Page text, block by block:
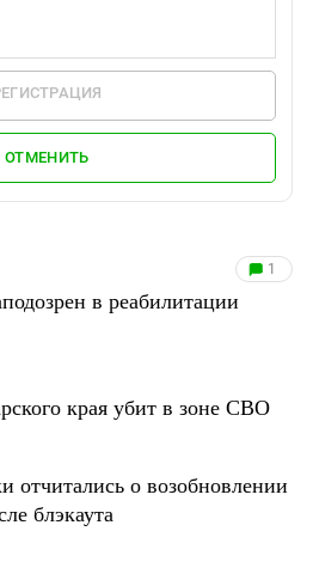
ОТМЕНИТЬ
1
в реабилитации
края убит в зоне СВО
отчитались о возобновлении
блэкаута